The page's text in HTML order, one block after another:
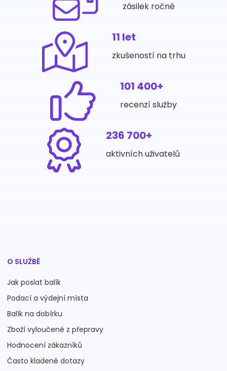
zásilek ročně
11 let
zkušeností na trhu
101 400+
recenzí služby
236 700+
aktivních uživatelů
O SLUŽBĚ
Jak poslat balík
Podací a výdejní místa
Balík na dobírku
Zboží vyloučené z přepravy
Hodnocení zákazníků
Často kladené dotazy